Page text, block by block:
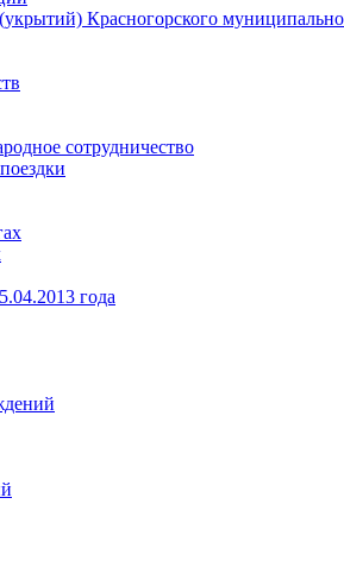
Красногорского
сотрудничество
года